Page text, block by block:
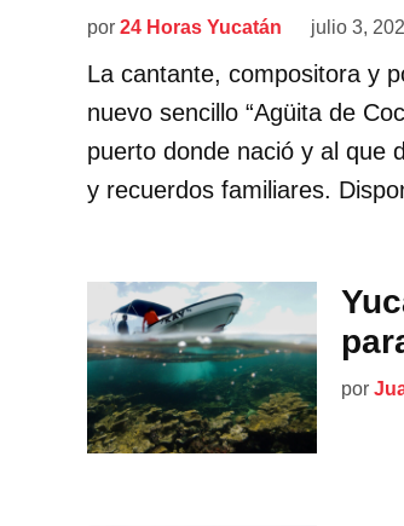
por 24 Horas Yucatán julio 3,
La cantante, compositora y
nuevo sencillo “Agüita de
puerto donde nació y al que
y recuerdos familiares.
por